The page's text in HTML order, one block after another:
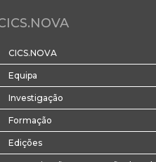
CICS.NOVA
Equipa
Investigação
Formação
Edições